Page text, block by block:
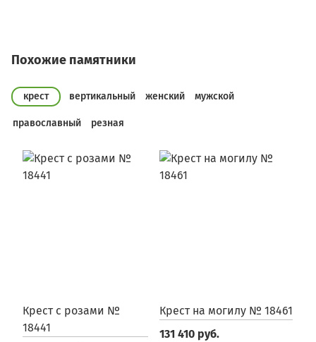
Похожие памятники
крест вертикальный женский мужской
православный резная
Крест с розами №
18441
Крест на могилу № 18461
131 410 руб.